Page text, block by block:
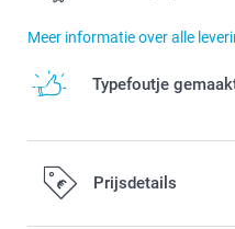
Meer informatie over alle
Typefoutje
Prijsdetails